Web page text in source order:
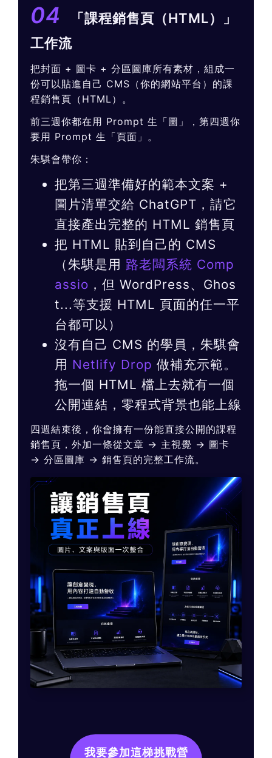
04
「課程銷售頁（HTML）」
工作流
把封面 + 圖卡 + 分區圖庫所有素材，組成一
份可以貼進自己 CMS（你的網站平台）的課
程銷售頁（HTML）。
前三週你都在用 Prompt 生「圖」，第四週你
要用 Prompt 生「頁面」。
朱騏會帶你：
把第三週準備好的範本文案 +
圖片清單交給 ChatGPT，請它
直接產出完整的 HTML 銷售頁
把 HTML 貼到自己的 CMS
（朱騏是用 路老闆系統 Comp
assio ，但 WordPress、Ghos
t...等支援 HTML 頁面的任一平
台都可以）
沒有自己 CMS 的學員，朱騏會
用 Netlify Drop 做補充示範。
拖一個 HTML 檔上去就有一個
公開連結，零程式背景也能上線
四週結束後，你會擁有一份能直接公開的課程
銷售頁，外加一條從文章 → 主視覺 → 圖卡
→ 分區圖庫 → 銷售頁的完整工作流。
我要參加這梯挑戰營